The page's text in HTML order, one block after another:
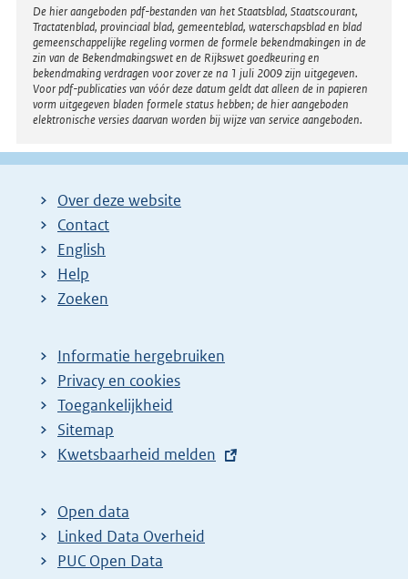
Disclaimer
De hier aangeboden pdf-bestanden van het Staatsblad, Staatscourant,
Tractatenblad, provinciaal blad, gemeenteblad, waterschapsblad en blad
gemeenschappelijke regeling vormen de formele bekendmakingen in de
zin van de Bekendmakingswet en de Rijkswet goedkeuring en
bekendmaking verdragen voor zover ze na 1 juli 2009 zijn uitgegeven.
Voor pdf-publicaties van vóór deze datum geldt dat alleen de in papieren
vorm uitgegeven bladen formele status hebben; de hier aangeboden
elektronische versies daarvan worden bij wijze van service aangeboden.
Over deze website
Contact
English
Help
Zoeken
Informatie hergebruiken
Privacy en cookies
Toegankelijkheid
Sitemap
E
t
e
r
Kwetsbaarheid melden
Open data
Linked Data Overheid
PUC Open Data